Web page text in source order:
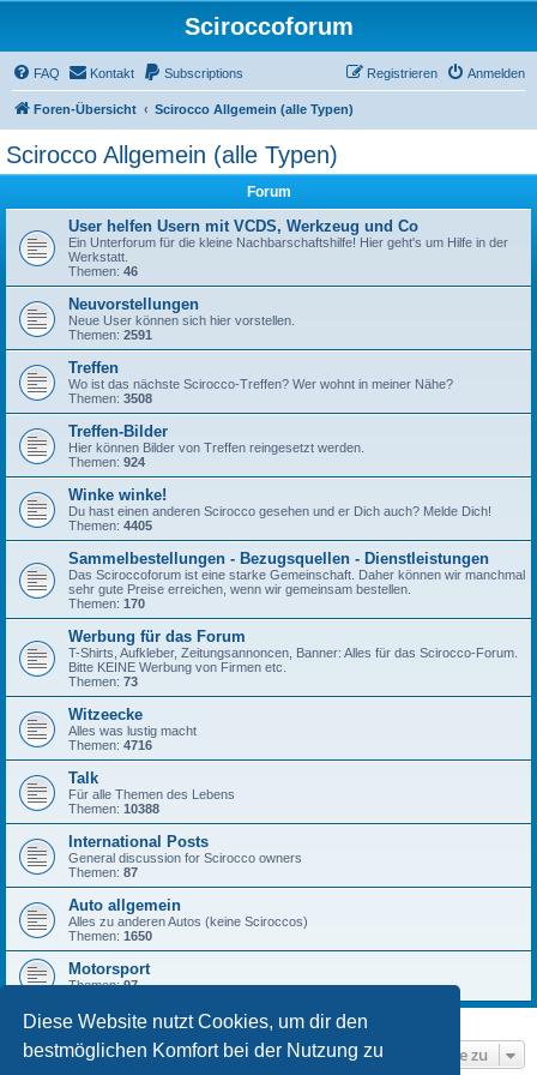
Diese Website nutzt Cookies, um dir den
bestmöglichen Komfort bei der Nutzung zu
Sciroccoforum
FAQ Kontakt Subscriptions Anmelden
Registrieren
Foren-Übersicht Scirocco Allgemein (alle Typen)
Scirocco Allgemein (alle Typen)
Forum
User helfen Usern mit VCDS, Werkzeug und Co
Ein Unterforum für die kleine Nachbarschaftshilfe! Hier geht's um Hilfe in der
Werkstatt.
Themen: 46
Neuvorstellungen
Neue User können sich hier vorstellen.
Themen: 2591
Treffen
Wo ist das nächste Scirocco-Treffen? Wer wohnt in meiner Nähe?
Themen: 3508
Treffen-Bilder
Hier können Bilder von Treffen reingesetzt werden.
Themen: 924
Winke winke!
Du hast einen anderen Scirocco gesehen und er Dich auch? Melde Dich!
Themen: 4405
Sammelbestellungen - Bezugsquellen - Dienstleistungen
Das Sciroccoforum ist eine starke Gemeinschaft. Daher können wir manchmal
sehr gute Preise erreichen, wenn wir gemeinsam bestellen.
Themen: 170
Werbung für das Forum
T-Shirts, Aufkleber, Zeitungsannoncen, Banner: Alles für das Scirocco-Forum.
Bitte KEINE Werbung von Firmen etc.
Themen: 73
Witzeecke
Alles was lustig macht
Themen: 4716
Talk
Für alle Themen des Lebens
Themen: 10388
International Posts
General discussion for Scirocco owners
Themen: 87
Auto allgemein
Alles zu anderen Autos (keine Sciroccos)
Themen: 1650
Motorsport
Themen:97
Gehe zu